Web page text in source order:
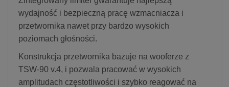
wydajność i bezpieczną pracę wzmacniacza i
przetwornika nawet przy bardzo wysokich
poziomach głośności.
Konstrukcja przetwornika bazuje na wooferze z
TSW-90 v.4, i pozwala pracować w wysokich
amplitudach częstotliwości i szybko reagować na